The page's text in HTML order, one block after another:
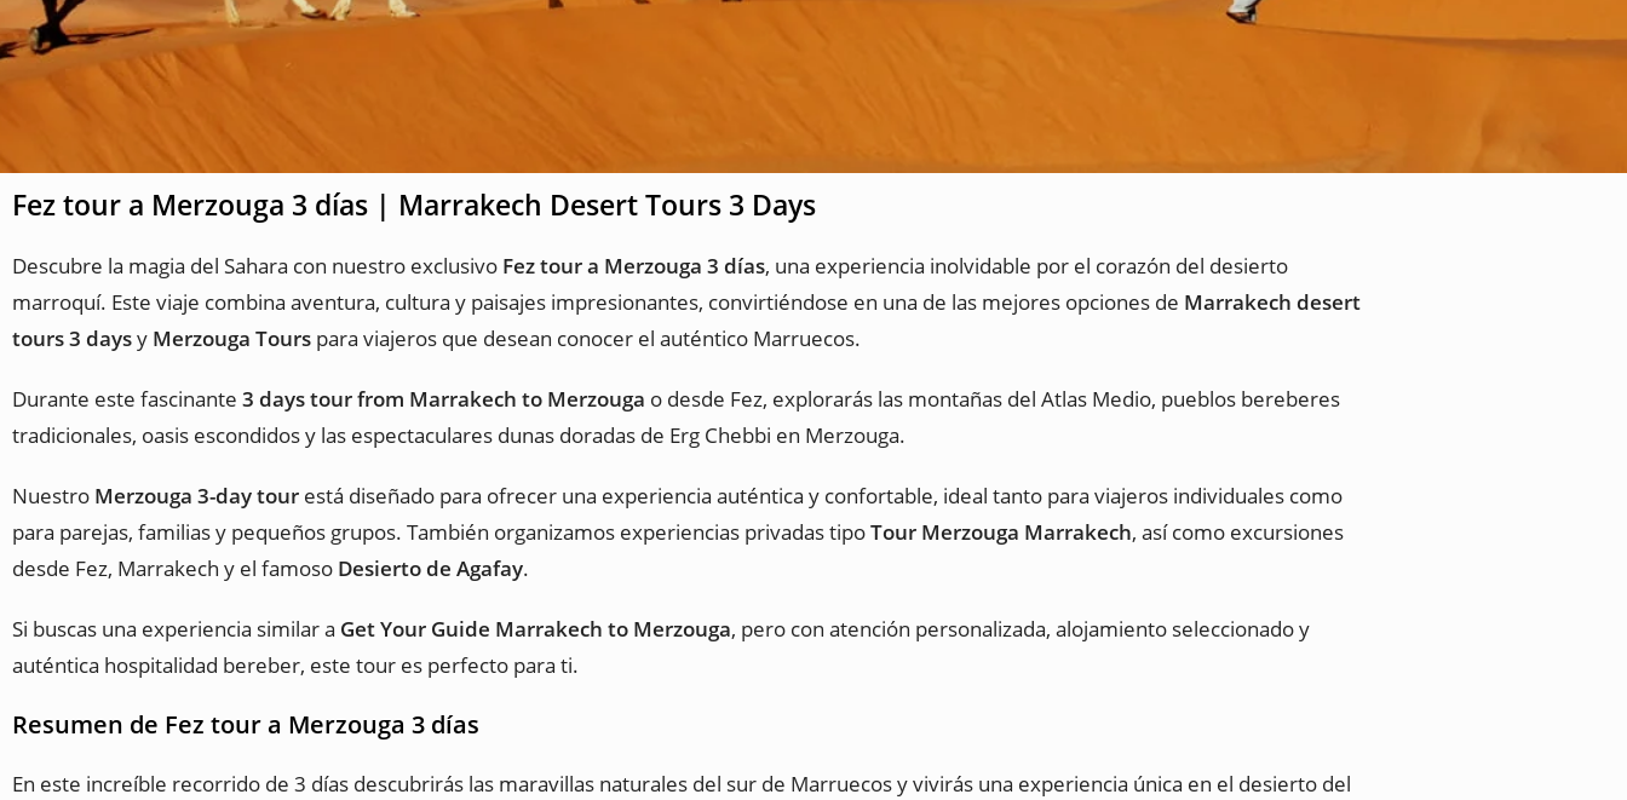
Fez tour a Merzouga 3 días | Marrakech Desert Tours 3 Days
Descubre la magia del Sahara con nuestro exclusivo Fez tour a Merzouga 3 días, una experiencia inolvidable por el corazón del desierto
marroquí. Este viaje combina aventura, cultura y paisajes impresionantes, convirtiéndose en una de las mejores opciones de Marrakech desert
tours 3 daysy Merzouga Tours para viajeros que desean conocer el auténtico Marruecos.
Durante este fascinante 3 days tour from Marrakech to Merzouga o desde Fez, explorarás las montañas del Atlas Medio, pueblos bereberes
tradicionales, oasis escondidos y las espectaculares dunas doradas de Erg Chebbi en Merzouga.
Nuestro Merzouga 3-day tour está diseñado para ofrecer una experiencia auténtica y confortable, ideal tanto para viajeros individuales como
para parejas, familias y pequeños grupos. También organizamos experiencias privadas tipoTour Merzouga Marrakech, así como excursiones
desde Fez, Marrakech y el famoso Desierto de Agafay.
Si buscas una experiencia similar a Get Your Guide Marrakech to Merzouga, pero con atención personalizada, alojamiento seleccionado y
auténtica hospitalidad bereber, este tour es perfecto para ti.
Resumen de Fez tour a Merzouga 3 días
En este increíble recorrido de 3 días descubrirás las maravillas naturales del sur de Marruecos y vivirás una experiencia única en el desierto del